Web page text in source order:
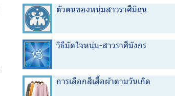
ตัวตนของหนุ่มสาวราศีมิถุน
วิธีมัดใจหนุ่ม-สาวราศีมังกร
การเลือกสีเสื้อผ้าตามวันเกิด